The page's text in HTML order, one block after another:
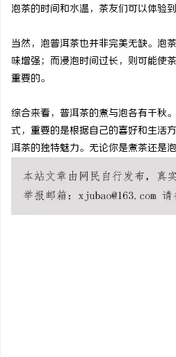
泡茶的时间和水温，茶友们可以体验
当然，泡普洱茶也并非完美无缺。泡
味增强；而浸泡时间过长，则可能使
重要的。
综合来看，普洱茶的煮与泡各有千秋
式，重要的是根据自己的喜好和生活
洱茶的独特魅力。无论你是煮茶还是
汉配眼镜 上海配眼镜